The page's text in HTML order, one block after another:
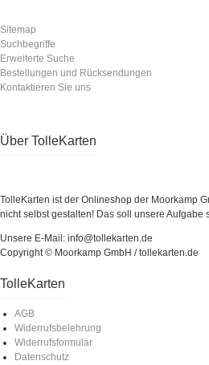
Sitemap
Suchbegriffe
Erweiterte Suche
Bestellungen und Rücksendungen
Kontaktieren Sie uns
Über TolleKarten
TolleKarten ist der Onlineshop der Moorkamp
nicht selbst gestalten! Das soll unsere Aufgabe
Unsere E-Mail: info@tollekarten.de
Copyright © Moorkamp GmbH / tollekarten.de
TolleKarten
AGB
Widerrufsbelehrung
Widerrufsformular
Datenschutz